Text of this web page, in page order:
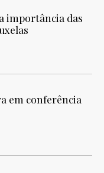
importância das
em conferência